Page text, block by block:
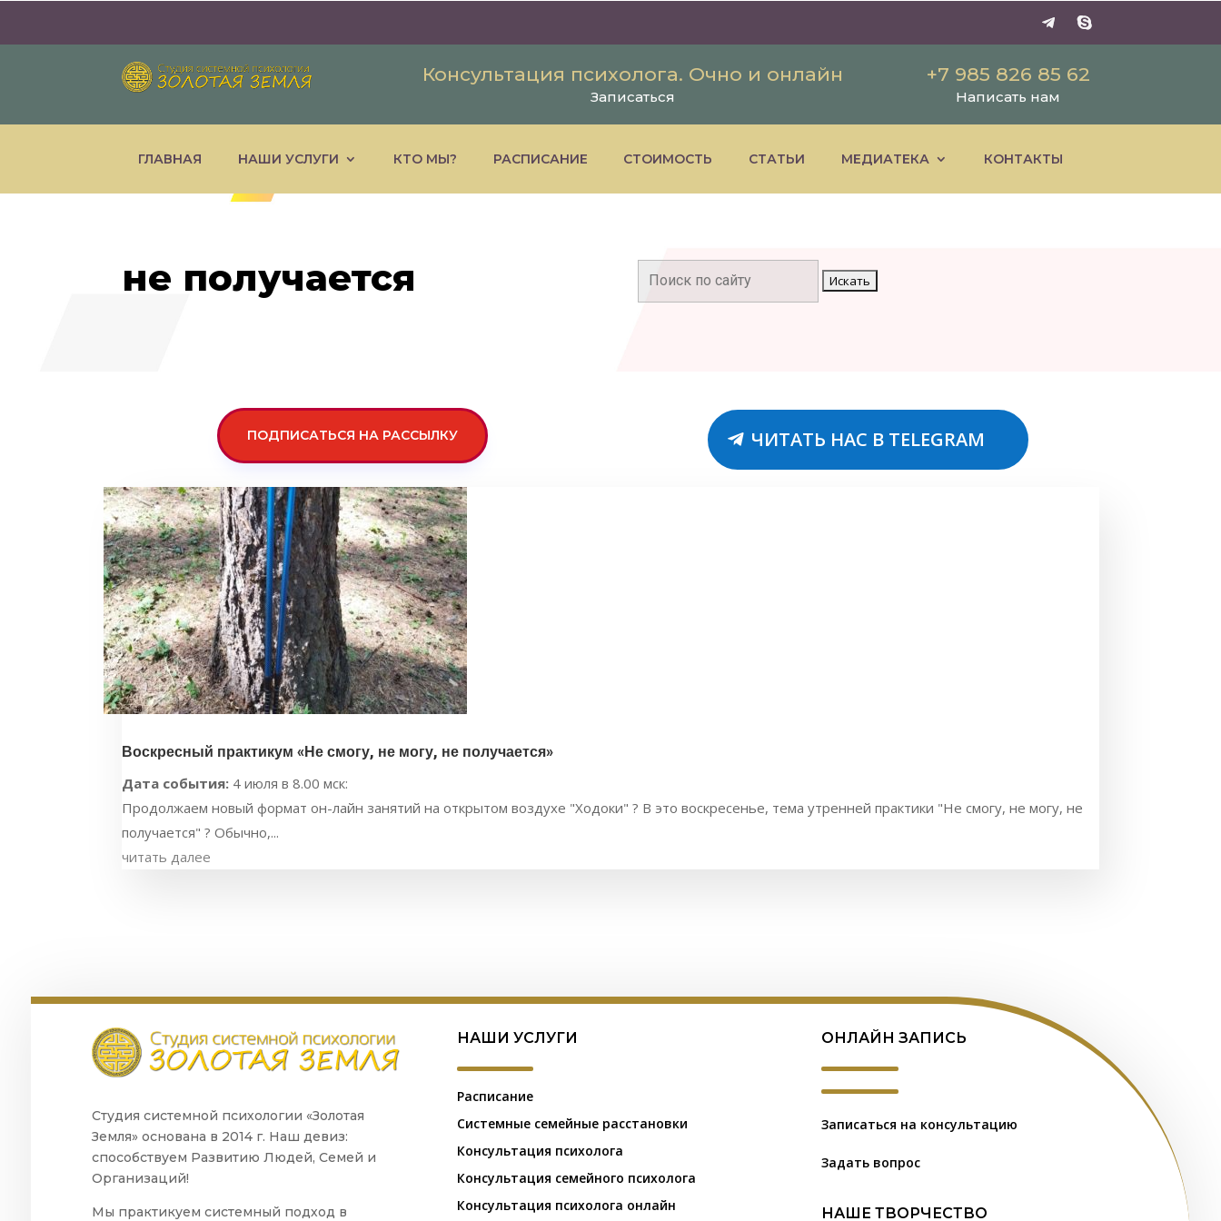
Консультация психолога. Очно и онлайн
Записаться
+7 985 826 85 62
Написать нам
ГЛАВНАЯ НАШИ УСЛУГИ КТО МЫ? РАСПИСАНИЕ СТОИМОСТЬ СТАТЬИ МЕДИАТЕКА КОНТАКТЫ
не получается
ПОДПИСАТЬСЯ НА РАССЫЛКУ ЧИТАТЬ НАС В TELEGRAM
Воскресный практикум «Не смогу, не могу, не получается»
Дата события: 4 июля в 8.00 мск:
Продолжаем новый формат он-лайн занятий на открытом воздухе "Ходоки" ? В это воскресенье, тема утренней практики "Не смогу, не могу, не
получается" ? Обычно,...
читать далее
Студия системной психологии «Золотая
Земля» основана в 2014 г. Наш девиз:
способствуем Развитию Людей, Семей и
Организаций!
Мы практикуем системный подход в
НАШИ УСЛУГИ
Расписание
Системные семейные расстановки
Консультация психолога
Консультация семейного психолога
Консультация психолога онлайн
ОНЛАЙН ЗАПИСЬ
Записаться на консультацию
Задать вопрос
НАШЕ ТВОРЧЕСТВО